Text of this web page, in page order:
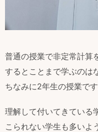
普通の授業で非定常計算
するとことまで学ぶのは
ちなみに2年生の授業です
理解して付いてきている
こられない学生も多いよ